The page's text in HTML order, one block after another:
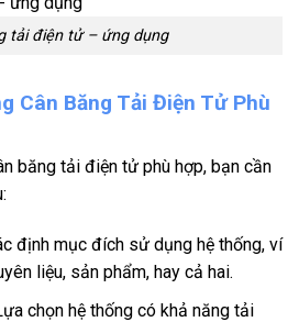
tải điện tử – ứng dụng
Cân Băng Tải Điện Tử Phù
băng tải điện tử phù hợp, bạn cần
định mục đích sử dụng hệ thống, ví
liệu, sản phẩm, hay cả hai.
chọn hệ thống có khả năng tải